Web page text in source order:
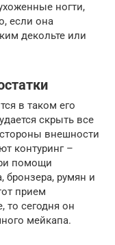
ногти,
если она
декольте или
в таком его
скрыть все
внешности
контуринг –
помощи
бронзера, румян и
прием
то сегодня он
мейкапа.